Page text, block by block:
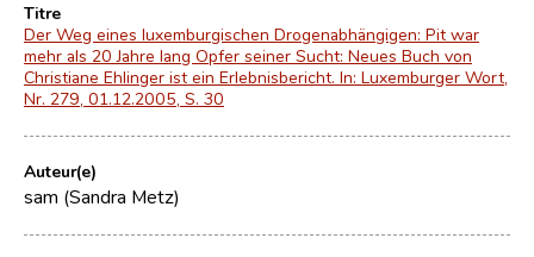
Titre
Der Weg eines luxemburgischen Drogenabhängigen: Pit war
mehr als 20 Jahre lang Opfer seiner Sucht: Neues Buch von
Christiane Ehlinger ist ein Erlebnisbericht. In: Luxemburger Wort,
Nr. 279, 01.12.2005, S. 30
Auteur(e)
sam (Sandra Metz)